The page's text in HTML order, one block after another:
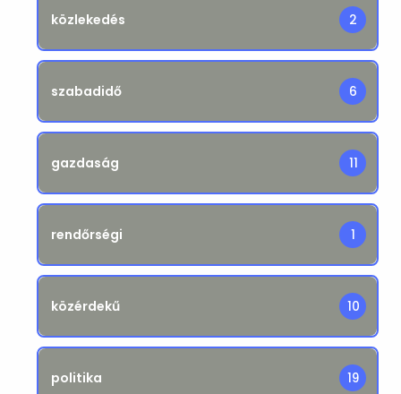
közlekedés 2
szabadidő 6
gazdaság 11
rendőrségi 1
közérdekű 10
politika 19